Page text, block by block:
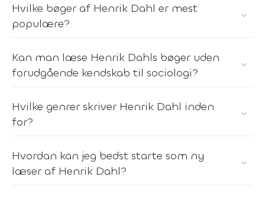
Hvilke bøger af Henrik Dahl er mest
populære?
Kan man læse Henrik Dahls bøger uden
forudgående kendskab til sociologi?
Hvilke genrer skriver Henrik Dahl inden
for?
Hvordan kan jeg bedst starte som ny
læser af Henrik Dahl?